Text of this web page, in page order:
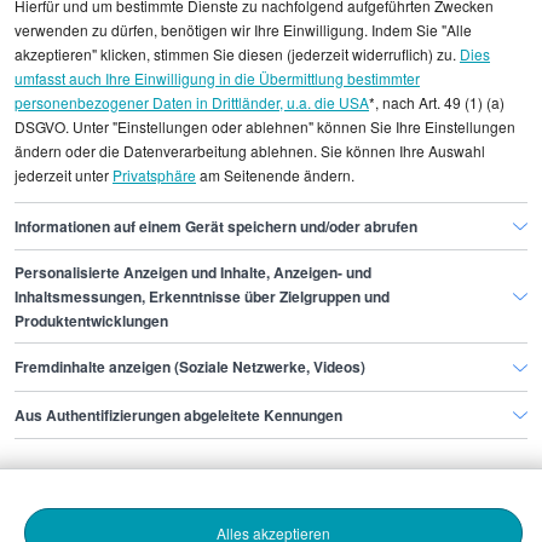
statistischen Erhebungen durch StepStone. Es sind
Durchschnittswerte und die Angaben können nicht
einzelnen Stellenangeboten zugeordnet werden.
Gehaltsinformationen Bildung
Lean Coach
Lean Coach Bielefeld
Finde den Job,
der zu dir passt.
Bewerbende
Hierfür und um bestimmte Dienste zu nachfolgend aufgeführten Zwecken
verwenden zu dürfen, benötigen wir Ihre Einwilligung. Indem Sie "Alle
akzeptieren" klicken, stimmen Sie diesen (jederzeit widerruflich) zu. Dies
umfasst auch Ihre Einwilligung in die Übermittlung bestimmter
personenbezogener Daten in Drittländer, u.a. die USA*, nach Art. 49 (1) (a)
DSGVO. Unter "Einstellungen oder ablehnen" können Sie Ihre Einstellungen
ändern oder die Datenverarbeitung ablehnen. Sie können Ihre Auswahl
jederzeit unter Privatsphäream Seitenende ändern.
Informationen auf einem Gerät speichern und/oder abrufen
Personalisierte Anzeigen und Inhalte, Anzeigen- und
Inhaltsmessungen, Erkenntnisse über Zielgruppen und
Produktentwicklungen
Fremdinhalte anzeigen (Soziale Netzwerke, Videos)
Aus Authentifizierungen abgeleitete Kennungen
Alles akzeptieren